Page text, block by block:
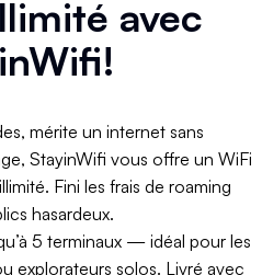
avec
mérite un internet sans
StayinWifi vous offre un WiFi
Fini les frais de roaming
hasardeux.
5 terminaux — idéal pour les
explorateurs solos. Livré avec